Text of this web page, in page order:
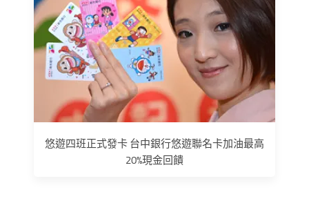
悠遊四班正式發卡 台中銀行悠遊聯名卡加油最高
20%現金回饋